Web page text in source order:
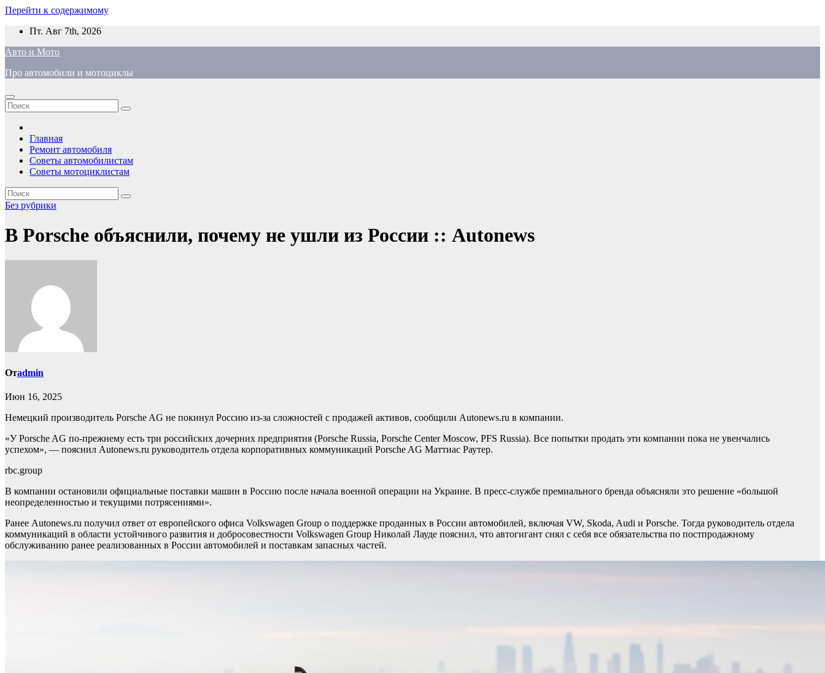
Перейти к содержимому
Пт. Авг 7th, 2026
Авто и Мото
Про автомобили и мотоциклы
Главная
Ремонт автомобиля
Советы автомобилистам
Советы мотоциклистам
Без рубрики
В Porsche объяснили, почему не ушли из России :: Autonews
Отadmin
Июн 16, 2025
Немецкий производитель Porsche AG не покинул Россию из-за сложностей с продажей активов, сообщили Autonews.ru в компании.
«У Porsche AG по-прежнему есть три российских дочерних предприятия (Porsche Russia, Porsche Center Moscow, PFS Russia). Все попытки продать эти компании пока не увенчались
успехом», — пояснил Autonews.ru руководитель отдела корпоративных коммуникаций Porsche AG Маттиас Раутер.
rbc.group
В компании остановили официальные поставки машин в Россию после начала военной операции на Украине. В пресс-службе премиального бренда объясняли это решение «большой
неопределенностью и текущими потрясениями».
Ранее Autonews.ru получил ответ от европейского офиса Volkswagen Group о поддержке проданных в России автомобилей, включая VW, Skoda, Audi и Porsche. Тогда руководитель отдела
коммуникаций в области устойчивого развития и добросовестности Volkswagen Group Николай Лауде пояснил, что автогигант снял с себя все обязательства по постпродажному
обслуживанию ранее реализованных в России автомобилей и поставкам запасных частей.